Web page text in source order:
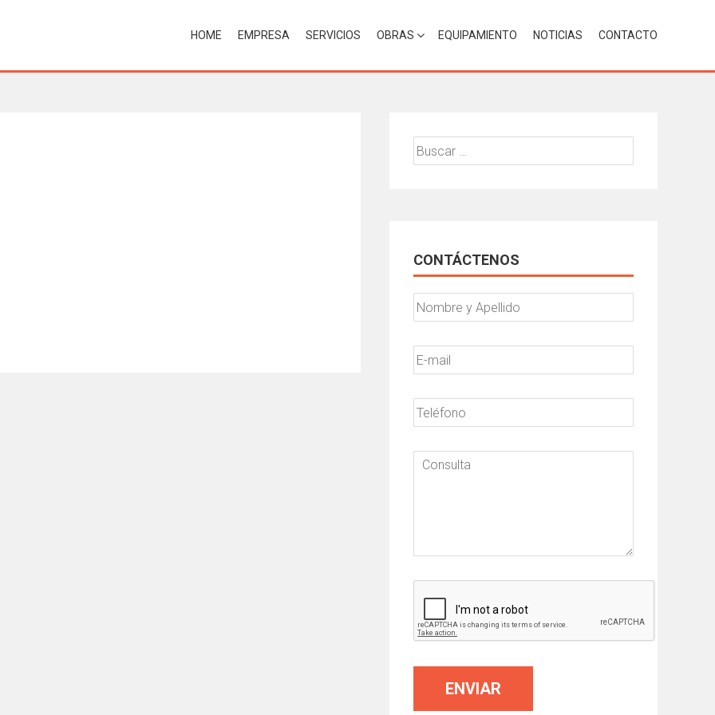
HOME EMPRESA SERVICIOS OBRAS EQUIPAMIENTO NOTICIAS CONTACTO
Buscar:
CONTÁCTENOS